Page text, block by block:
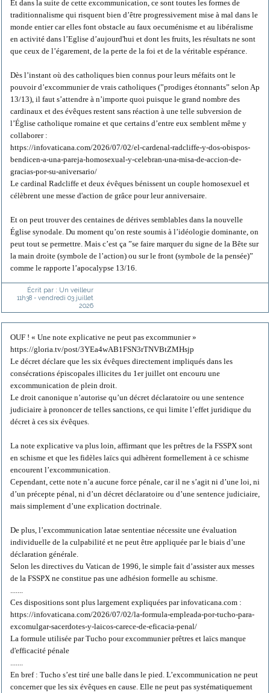
Et dans la suite de cette excommunication, ce sont toutes les formes de
traditionnalisme qui risquent bien d’être progressivement mise à mal dans le
monde entier car elles font obstacle au faux oecuménisme et au libéralisme
en activité dans l’Eglise d’aujourd'hui et dont les fruits, les résultats ne sont
que ceux de l’égarement, de la perte de la foi et de la véritable espérance.
Dès l’instant où des catholiques bien connus pour leurs méfaits ont le
pouvoir d’excommunier de vrais catholiques (”prodiges étonnants” selon Ap
13/13), il faut s’attendre à n’importe quoi puisque le grand nombre des
cardinaux et des évêques restent sans réaction à une telle subversion de
l’Église catholique romaine et que certains d’entre eux semblent même y
collaborer :
https://infovaticana.com/2026/07/02/el-cardenal-radcliffe-y-dos-obispos-
bendicen-a-una-pareja-homosexual-y-celebran-una-misa-de-accion-de-
gracias-por-su-aniversario/
Le cardinal Radcliffe et deux évêques bénissent un couple homosexuel et
célèbrent une messe d'action de grâce pour leur anniversaire.
Et on peut trouver des centaines de dérives semblables dans la nouvelle
Église synodale. Du moment qu’on reste soumis à l’idéologie dominante, on
peut tout se permettre. Mais c’est ça ”se faire marquer du signe de la Bête sur
la main droite (symbole de l’action) ou sur le front (symbole de la pensée)”
comme le rapporte l’apocalypse 13/16.
Écrit par : Un veilleur
11h38- vendredi 03 juillet
2026
OUF ! « Une note explicative ne peut pas excommunier »
https://gloria.tv/post/3YEa4wAB1FSN3rTNVBtZMHsjp
Le décret déclare que les six évêques directement impliqués dans les
consécrations épiscopales illicites du 1er juillet ont encouru une
excommunication de plein droit.
Le droit canonique n’autorise qu’un décret déclaratoire ou une sentence
judiciaire à prononcer de telles sanctions, ce qui limite l’effet juridique du
décret à ces six évêques.
La note explicative va plus loin, affirmant que les prêtres de la FSSPX sont
en schisme et que les fidèles laïcs qui adhèrent formellement à ce schisme
encourent l’excommunication.
Cependant, cette note n’a aucune force pénale, car il ne s’agit ni d’une loi, ni
d’un précepte pénal, ni d’un décret déclaratoire ou d’une sentence judiciaire,
mais simplement d’une explication doctrinale.
De plus, l’excommunication latae sententiae nécessite une évaluation
individuelle de la culpabilité et ne peut être appliquée par le biais d’une
déclaration générale.
Selon les directives du Vatican de 1996, le simple fait d’assister aux messes
de la FSSPX ne constitue pas une adhésion formelle au schisme.
Ces dispositions sont plus largement expliquées par infovaticana.com :
https://infovaticana.com/2026/07/02/la-formula-empleada-por-tucho-para-
excomulgar-sacerdotes-y-laicos-carece-de-eficacia-penal/
La formule utilisée par Tucho pour excommunier prêtres et laïcs manque
d'efficacité pénale
En bref : Tucho s’est tiré une balle dans le pied. L’excommunication ne peut
concerner que les six évêques en cause. Elle ne peut pas systématiquement